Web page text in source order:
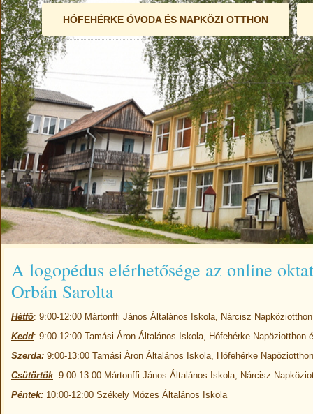
HÓFEHÉRKE ÓVODA ÉS NAPKÖZI OTTHON
A logopédus elérhetősége az online
Orbán Sarolta
Hétfő: 9:00-12:00 Mártonffi János Általános Iskola, Nárcisz Napköziotthon
Kedd: 9:00-12:00 Tamási Áron Általános Iskola, Hófehérke Napöziotthon
Szerda: 9:00-13:00 Tamási Áron Általános Iskola, Hófehérke
Csütörtök: 9:00-13:00 Mártonffi János Általános Iskola, Nárcisz
Péntek: 10:00-12:00 Székely Mózes Általános Iskola